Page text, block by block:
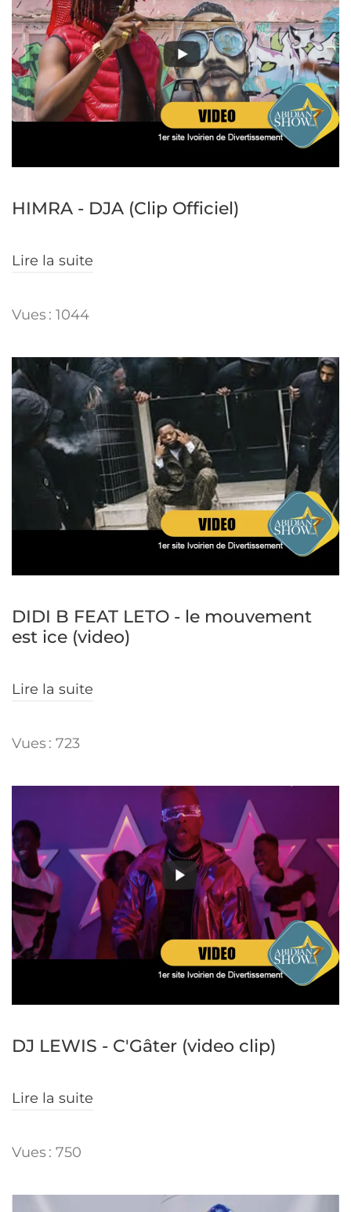
HIMRA - DJA (Clip Officiel)
Lire la suite
Vues : 1044
DIDI B FEAT LETO - le mouvement
est ice (video)
Lire la suite
Vues : 723
DJ LEWIS - C'Gâter (video clip)
Lire la suite
Vues : 750